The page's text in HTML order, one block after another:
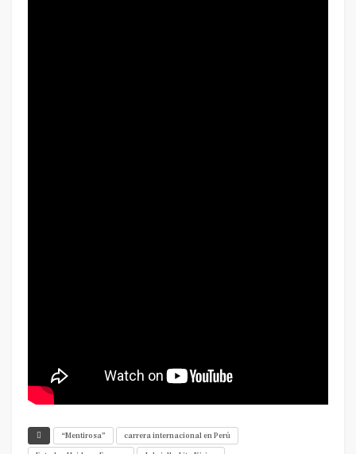
“Mentirosa”
carrera internacional en Perú